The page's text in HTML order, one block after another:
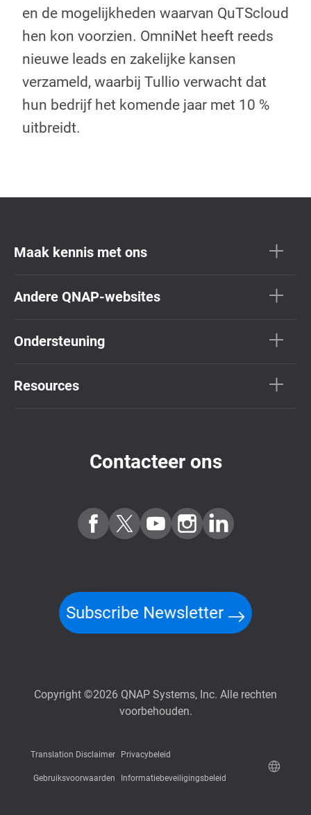
en de mogelijkheden waarvan QuTScloud
hen kon voorzien. OmniNet heeft reeds
nieuwe leads en zakelijke kansen
verzameld, waarbij Tullio verwacht dat
hun bedrijf het komende jaar met 10 %
uitbreidt.
Maak kennis met ons
Andere QNAP-websites
Ondersteuning
Resources
Contacteer ons
Subscribe Newsletter
Copyright ©2026 QNAP Systems, Inc. Alle rechten
voorbehouden.
Translation Disclaimer Privacybeleid
Gebruiksvoorwaarden Informatiebeveiligingsbeleid